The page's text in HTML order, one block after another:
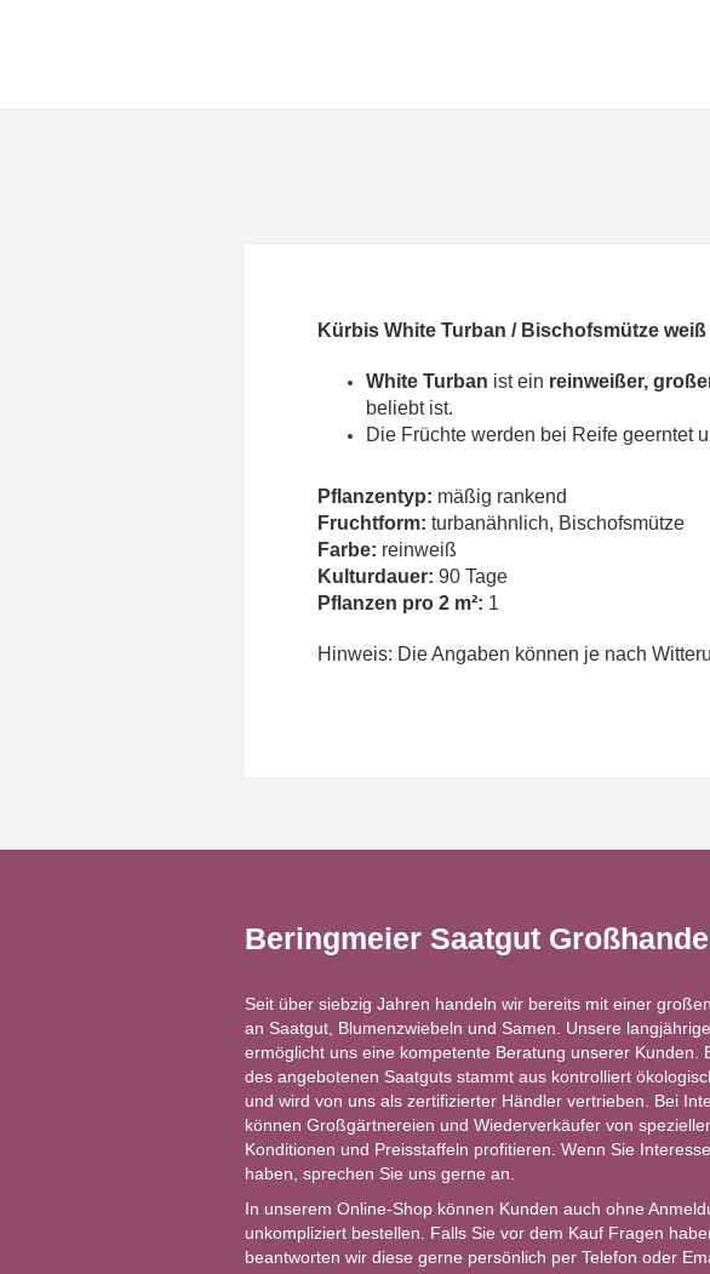
Kürbis White Turban / Bischofsmütze
White Turban ist ein reinweißer,
beliebt ist.
Die Früchte werden bei Reife geerntet
Pflanzentyp: mäßig rankend
Fruchtform: turbanähnlich, Bischofsmütze
Farbe: reinweiß
Kulturdauer: 90 Tage
Pflanzen pro 2 m²: 1
Hinweis: Die Angaben können je nach
Beringmeier Saatgut
Seit über siebzig Jahren handeln wir bereits mit einer
an Saatgut, Blumenzwiebeln und Samen. Unsere
ermöglicht uns eine kompetente Beratung unserer Kunden.
des angebotenen Saatguts stammt aus kontrolliert
und wird von uns als zertifizierter Händler vertrieben. Bei
können Großgärtnereien und Wiederverkäufer von
Konditionen und Preisstaffeln profitieren. Wenn Sie
haben, sprechen Sie uns gerne an.
In unserem Online-Shop können Kunden auch ohne
unkompliziert bestellen. Falls Sie vor dem Kauf Fragen
beantworten wir diese gerne persönlich per Telefon oder